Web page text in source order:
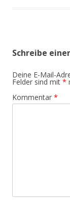
Schreibe
Deine E-Mail-
Felder sind mit *
Kommentar *